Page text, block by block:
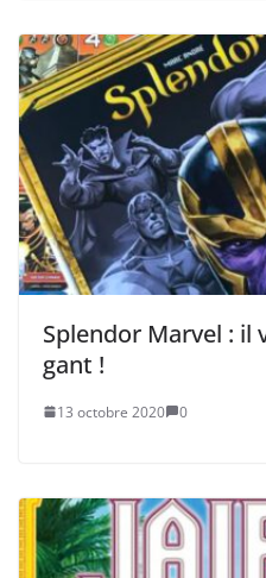
Splendor Marvel : il
gant !
13 octobre 2020 0